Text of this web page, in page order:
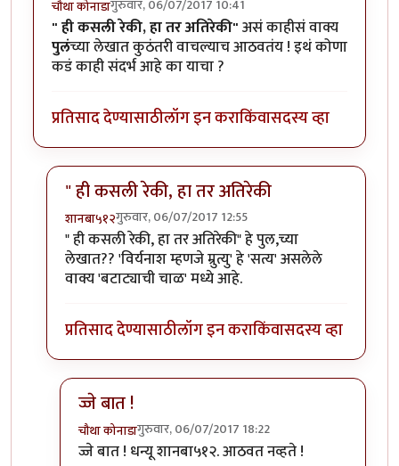
चौथा कोनाडागुरुवार, 06/07/2017 10:41
" ही कसली रेकी, हा तर अतिरेकी"असं काहीसं वाक्य
पुलंच्या लेखात कुठंतरी वाचल्याच आठवतंय ! इथं कोणा
कडं काही संदर्भ आहे का याचा ?
प्रतिसाद देण्यासाठीलॉग इन कराकिंवासदस्य व्हा
" ही कसली रेकी, हा तर अतिरेकी
शानबा५१२गुरुवार, 06/07/2017 12:55
In reply to" ही कसली रेकी, हा तर अतिरेकी
" ही कसली रेकी, हा तर अतिरेकी" हे पुल,च्या
लेखात?? 'विर्यनाश म्हणजे म्रुत्यु' हे 'सत्य' असलेले
वाक्य 'बटाट्याची चाळ' मध्ये आहे.
प्रतिसाद देण्यासाठीलॉग इन कराकिंवासदस्य व्हा
ज्जे बात !
चौथा कोनाडागुरुवार, 06/07/2017 18:22
In reply to" ही कसली रेकी, हा तर अतिरेकी
ज्जे बात ! धन्यू शानबा५१२. आठवत नव्हते !